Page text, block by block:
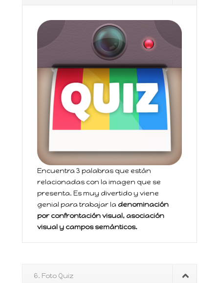
Encuentra 3 palabras que están
relacionadas con la imagen que se
presenta. Es muy divertido y viene
genial para trabajar la denominación
por confrontación visual, asociación
visual y campos semánticos.
6. Foto Quiz